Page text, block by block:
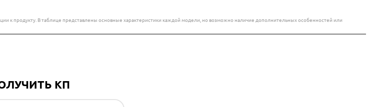
к продукту. В таблице представлены основные характеристики каждой модели, но возможно наличие дополнительных особенностей или
КП